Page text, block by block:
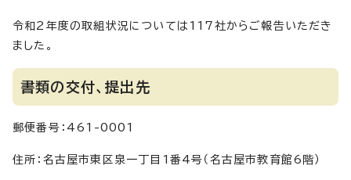
令和2年度の取組状況については117社からご報告いただき
ました。
書類の交付、提出先
郵便番号：461-0001
住所：名古屋市東区泉一丁目1番4号（名古屋市教育館6階）